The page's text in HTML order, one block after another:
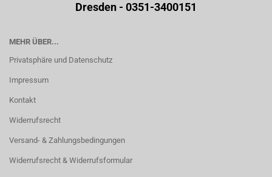
Dresden - 0351-3400151
MEHR ÜBER...
Privatsphäre und Datenschutz
Impressum
Kontakt
Widerrufsrecht
Versand- & Zahlungsbedingungen
Widerrufsrecht & Widerrufsformular